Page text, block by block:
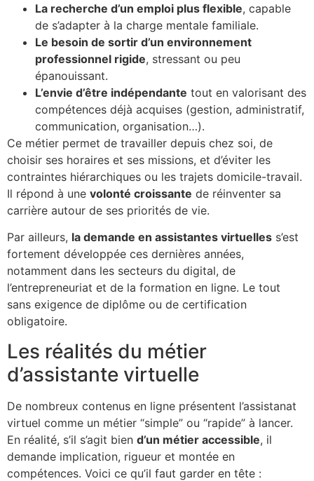
La recherche d’un emploi plus flexible, capable
de s’adapter à la charge mentale familiale.
Le besoin de sortir d’un environnement
professionnel rigide, stressant ou peu
épanouissant.
L’envie d’être indépendante tout en valorisant des
compétences déjà acquises (gestion, administratif,
communication, organisation…).
Ce métier permet de travailler depuis chez soi, de
choisir ses horaires et ses missions, et d’éviter les
contraintes hiérarchiques ou les trajets domicile-travail.
Il répond à une volonté croissante de réinventer sa
carrière autour de ses priorités de vie.
Par ailleurs, la demande en assistantes virtuelles s’est
fortement développée ces dernières années,
notamment dans les secteurs du digital, de
l’entrepreneuriat et de la formation en ligne. Le tout
sans exigence de diplôme ou de certification
obligatoire.
Les réalités du métier
d’assistante virtuelle
De nombreux contenus en ligne présentent l’assistanat
virtuel comme un métier “simple” ou “rapide” à lancer.
En réalité, s’il s’agit bien d’un métier accessible, il
demande implication, rigueur et montée en
compétences. Voici ce qu’il faut garder en tête :